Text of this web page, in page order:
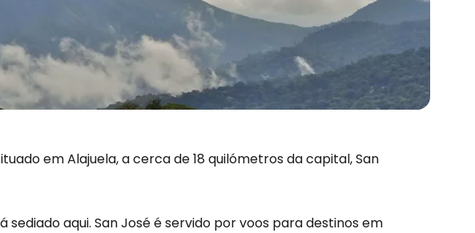
em Alajuela, a cerca de 18 quilómetros da capital, San
sediado aqui. San José é servido por voos para destinos em